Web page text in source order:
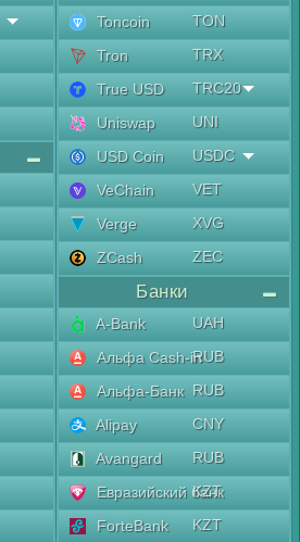
Toncoin
TON
Tron
TRX
True USD
TRC20
Uniswap
UNI
USD Coin
USDC
VeChain
VET
Verge
XVG
ZCash
ZEC
Банки
A-Bank
UAH
Альфа Cash-inRUB
Альфа-Банк RUB
Alipay
CNY
Avangard
RUB
Евразийский банк
KZT
ForteBank
KZT